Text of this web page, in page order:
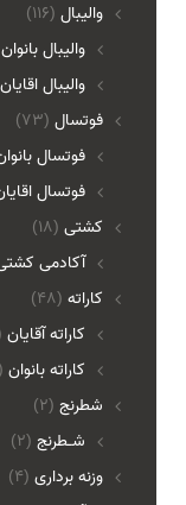
(116) والیبال
واليبال بانوان
واليبال اقايان
(73) فوتسال
فوتسال
فوتسال
(18) کشتی
آکادمی
(48) کاراته
کاراته آقایان
کاراته بانوان
(2) شطرنج
شـطرنج (2)
(4) وزنه برداری